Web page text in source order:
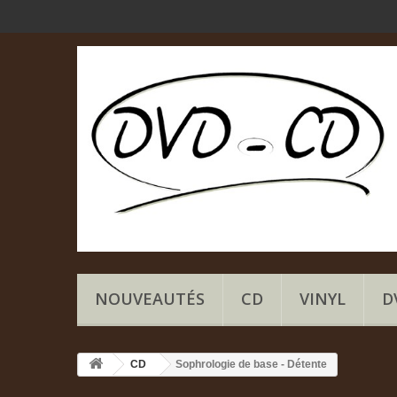
NOUVEAUTÉS CD VINYL
CD Sophrologie de base - Détente